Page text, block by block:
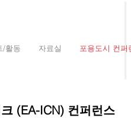
/활동 자료실 포용도시 컨퍼
(EA-ICN) 컨퍼런스